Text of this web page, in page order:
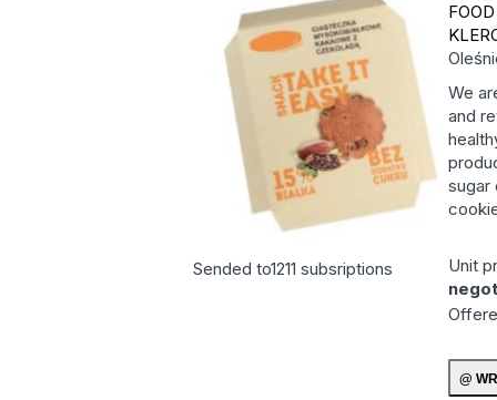
Sended to1211 subsriptions
We
and
sugar
Unit